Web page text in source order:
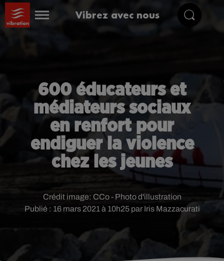
Vibrez avec nous
600 éducateurs et
médiateurs sociaux
en renfort pour
endiguer la violence
chez les jeunes
Publié : 16 mars 2021 à 10h25 par Iris Mazzacurati
Crédit image: CCo - Photo d'illustration